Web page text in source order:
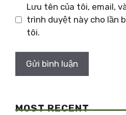
Lưu tên của tôi, email,
trình duyệt này cho lần
tôi.
MOST RECENT